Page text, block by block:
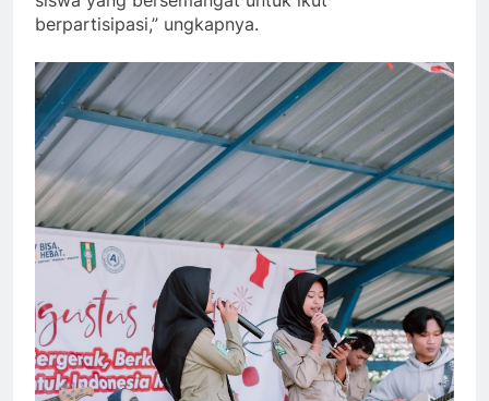
berpartisipasi,” ungkapnya.